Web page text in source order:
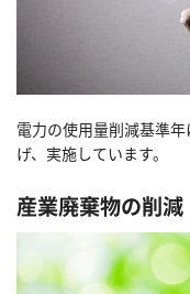
電力の使用量削減基準
げ、実施しています。
産業廃棄物の削減